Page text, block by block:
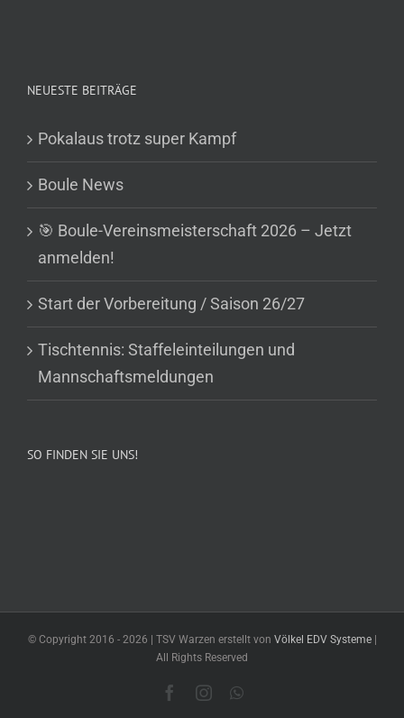
NEUESTE BEITRÄGE
Pokalaus trotz super Kampf
Boule News
🎯 Boule-Vereinsmeisterschaft 2026 – Jetzt
anmelden!
Start der Vorbereitung / Saison 26/27
Tischtennis: Staffeleinteilungen und
Mannschaftsmeldungen
SO FINDEN SIE UNS!
© Copyright 2016 - 2026 | TSV Warzen erstellt von Völkel EDV Systeme|
All Rights Reserved
FacebookInstagramWhatsApp